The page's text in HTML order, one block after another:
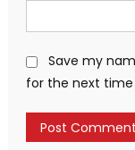
Save my
for the next